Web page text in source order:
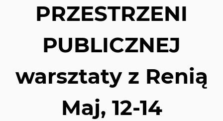
PRZESTRZENI
PUBLICZNEJ
warsztaty z Renią
Maj, 12-14